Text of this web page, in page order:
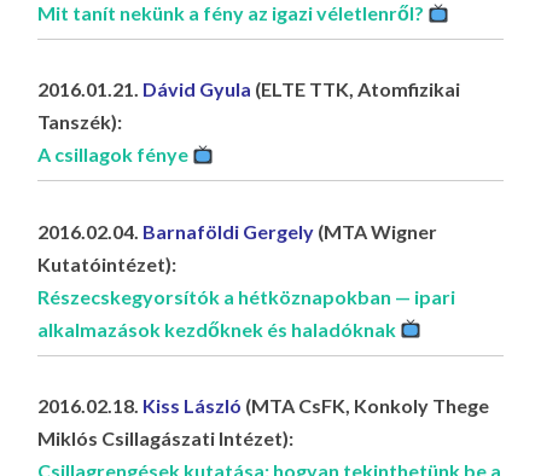
Mit tanít nekünk a fény az igazi véletlenről?
2016.01.21. Dávid Gyula (ELTE TTK, Atomfizikai
Tanszék):
A csillagok fénye
2016.02.04. Barnaföldi Gergely (MTA Wigner
Kutatóintézet):
Részecskegyorsítók a hétköznapokban — ipari
alkalmazások kezdőknek és haladóknak
2016.02.18. Kiss László (MTA CsFK, Konkoly Thege
Miklós Csillagászati Intézet):
Csillagrengések kutatása: hogyan tekinthetünk be a